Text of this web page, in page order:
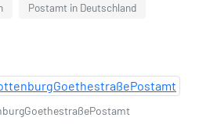
Postamt in Deutschland